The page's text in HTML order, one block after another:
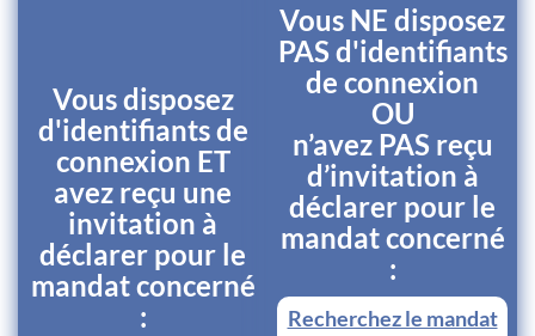
Vous disposez
d'identifiants de
connexion ET
avez reçu une
invitation à
déclarer pour le
mandat concerné
:
Vous NE disposez
PAS d'identifiants
de connexion
OU
n’avez PAS reçu
d’invitation à
déclarer pour le
mandat concerné
:
Recherchez le mandat